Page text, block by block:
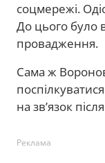
соцмережі.
До цього було
провадження.
Сама ж
на зв’язок
Реклама